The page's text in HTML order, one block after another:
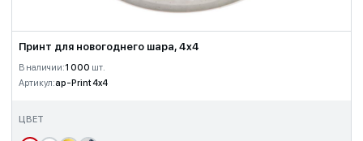
Принт для новогоднего шара, 4x4
В наличии:1 000 шт.
Артикул:ap-Print 4x4
ЦВЕТ